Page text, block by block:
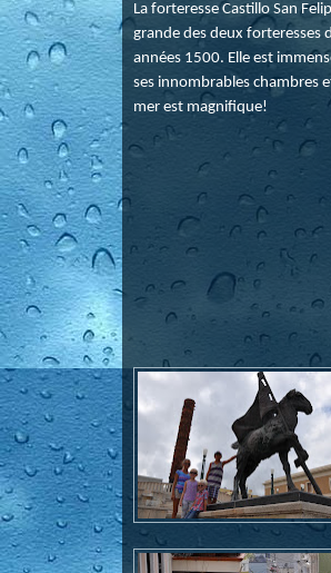
La forteresse Castillo San
grande des deux forteresses
années 1500. Elle est
ses innombrables chambres
mer est magnifique!